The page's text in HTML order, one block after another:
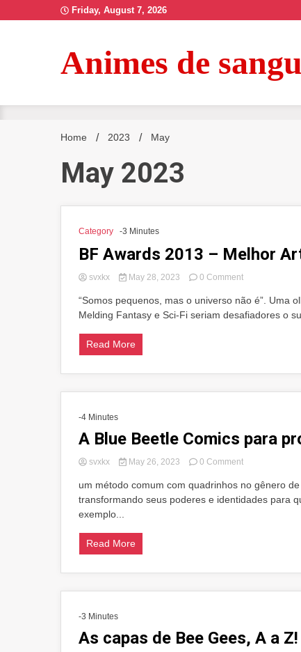
to
Friday, August 7, 2026
Animes de
Home 2023 May
May 2023
Category -3 Minutes
BF Awards 2013 – Melhor
svxkx May 28, 2023 0 Commenton
Awards
2013
Fiona
Staples
“Somos pequenos, mas o universo não é”. Uma
Melding Fantasy e Sci-Fi seriam desafiadores o
Read More
-4 Minutes
A Blue Beetle Comics para
svxkx May 26, 2023 0 Commenton
Blue
Beetle
um método comum com quadrinhos no gênero
transformando seus poderes e identidades para
exemplo...
Read More
-3 Minutes
As capas de Bee Gees, A a Z!